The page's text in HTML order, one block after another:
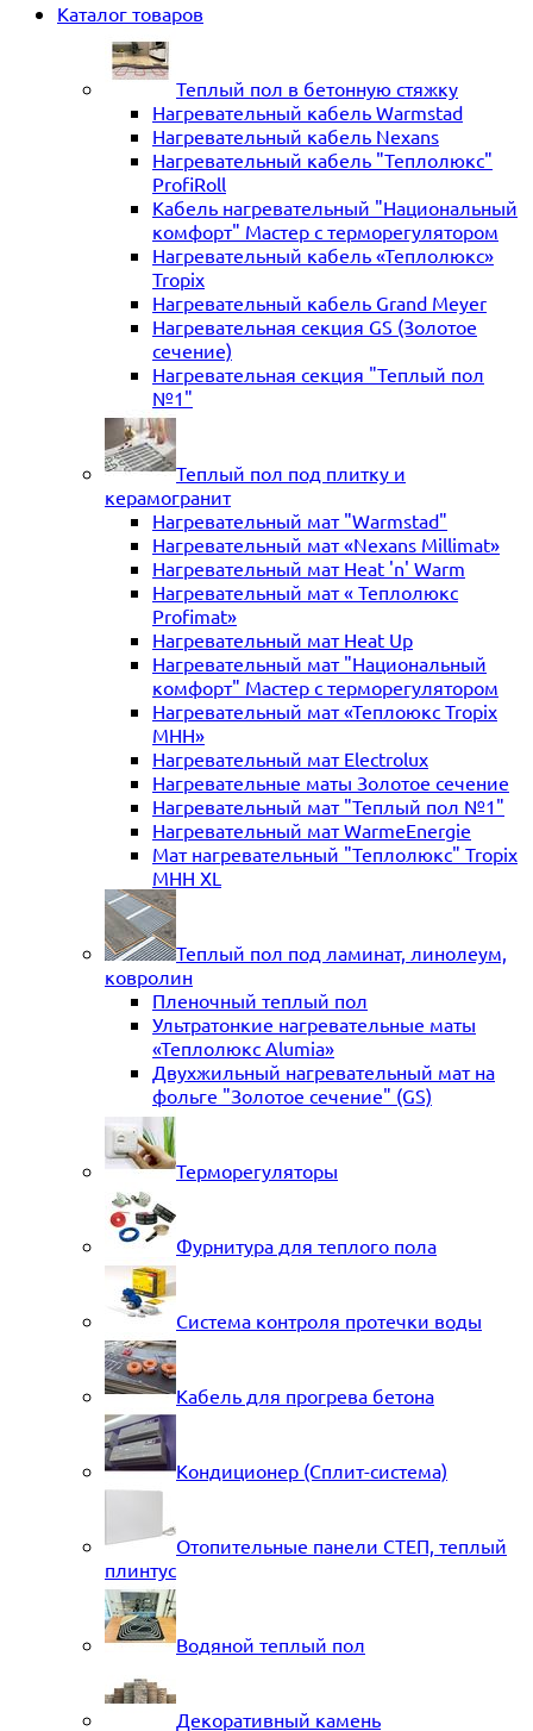
Каталог товаров
Теплый пол в бетонную стяжку
Нагревательный кабель Warmstad
Нагревательный кабель Nexans
Нагревательный кабель "Теплолюкс"
ProfiRoll
Кабель нагревательный "Национальный
комфорт" Мастер с терморегулятором
Нагревательный кабель «Теплолюкс»
Tropix
Нагревательный кабель Grand Meyer
Нагревательная секция GS (Золотое
сечение)
Нагревательная секция "Теплый пол
№1"
Теплый пол под плитку и
керамогранит
Нагревательный мат "Warmstad"
Нагревательный мат «Nexans Millimat»
Нагревательный мат Heat 'n' Warm
Нагревательный мат « Теплолюкс
Profimat»
Нагревательный мат Heat Up
Нагревательный мат "Национальный
комфорт" Мастер с терморегулятором
Нагревательный мат «Теплоюкс Tropix
MHH»
Нагревательный мат Electrolux
Нагревательные маты Золотое сечение
Нагревательный мат "Теплый пол №1"
Нагревательный мат WarmeEnergie
Мат нагревательный "Теплолюкс" Tropix
МНН XL
Теплый пол под ламинат, линолеум,
ковролин
Пленочный теплый пол
Ультратонкие нагревательные маты
«Теплолюкс Alumia»
Двухжильный нагревательный мат на
фольге "Золотое сечение" (GS)
Терморегуляторы
Фурнитура для теплого пола
Система контроля протечки воды
Кабель для прогрева бетона
Кондиционер (Сплит-система)
Отопительные панели СТЕП, теплый
плинтус
Водяной теплый пол
Декоративный камень